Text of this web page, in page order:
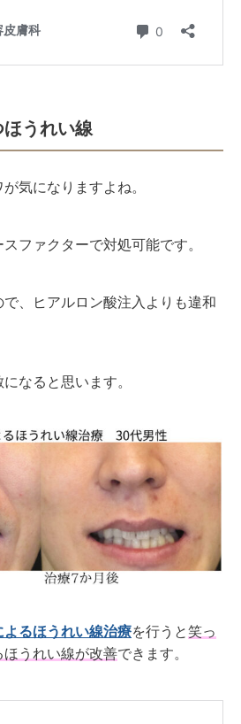
うれい線
気になりますよね。
ファクターで対処可能です。
、ヒアルロン酸注入よりも違和
なると思います。
るほうれい線治療を行うと笑っ
うれい線が改善できます。